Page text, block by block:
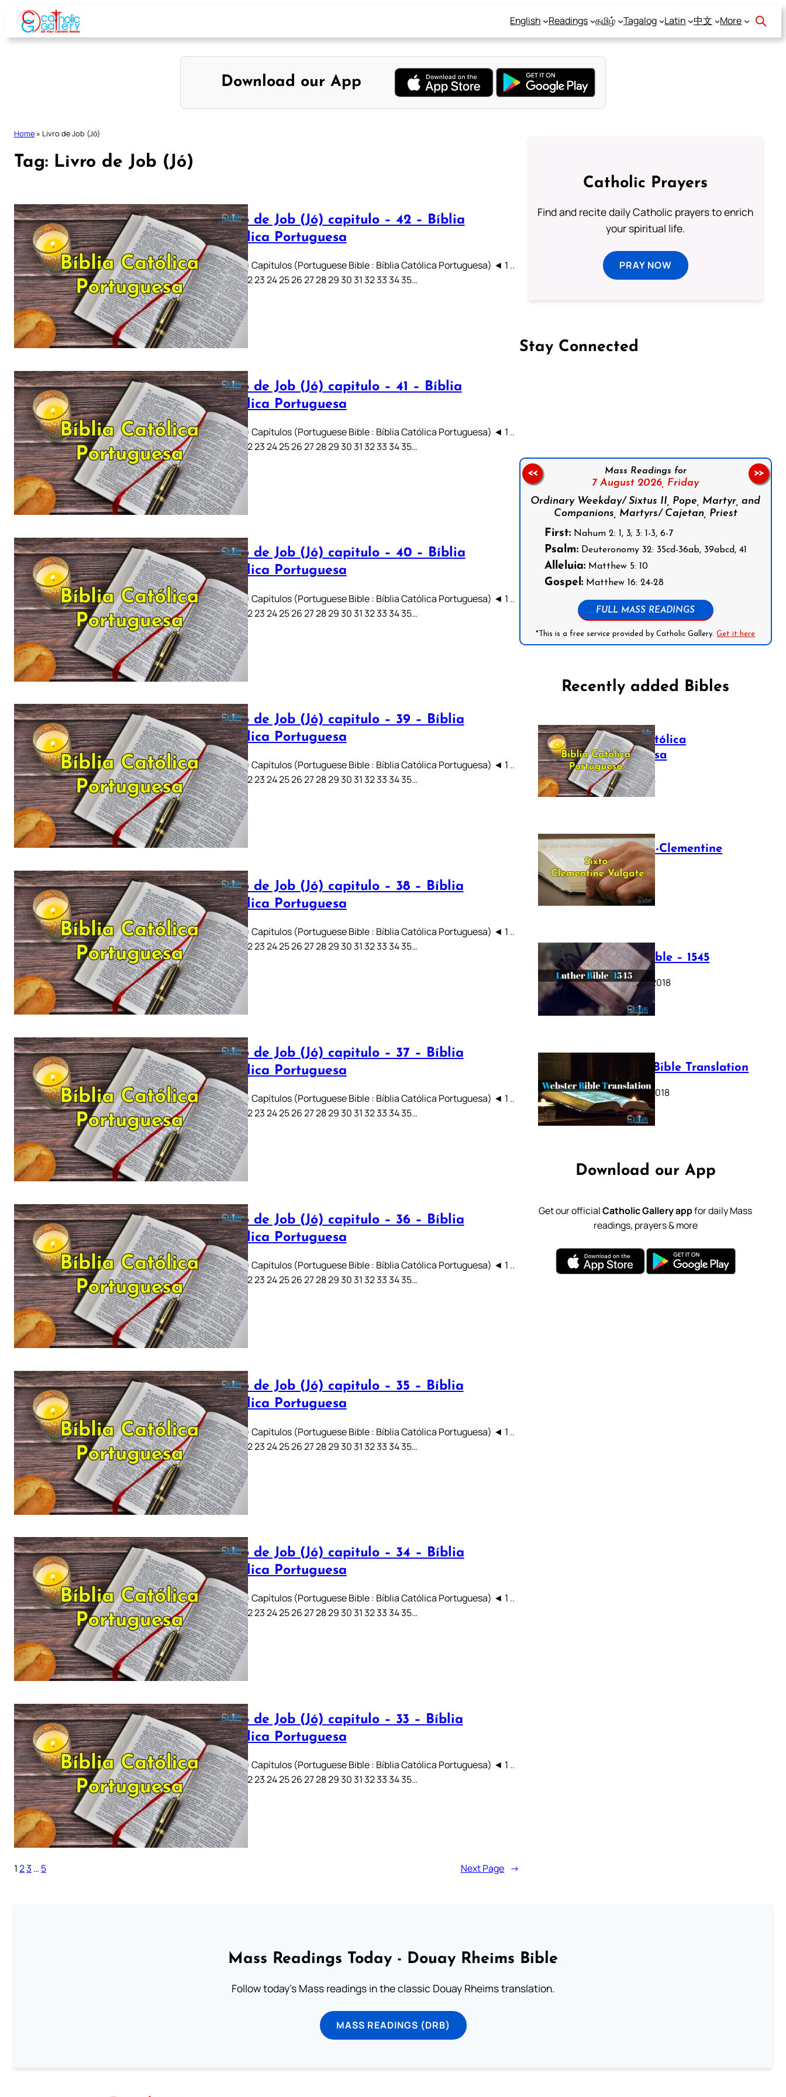
Skip
content
English Readings தமிழ் Tagalog Latin 中文 More
Download our App
Home » Livro de Job (Jó)
Tag: Livro de Job (Jó)
Livro de Job (Jó) capitulo – 42 – Bíblia
Católica Portuguesa
Job (Jó) Capítulos (Portuguese Bible : Bíblia Católica Portuguesa) ◄ 1 ..
11 .. 21 22 23 24 25 26 27 28 29 30 31 32 33 34 35…
Livro de Job (Jó) capitulo – 41 – Bíblia
Católica Portuguesa
Job (Jó) Capítulos (Portuguese Bible : Bíblia Católica Portuguesa) ◄ 1 ..
11 .. 21 22 23 24 25 26 27 28 29 30 31 32 33 34 35…
Livro de Job (Jó) capitulo – 40 – Bíblia
Católica Portuguesa
Job (Jó) Capítulos (Portuguese Bible : Bíblia Católica Portuguesa) ◄ 1 ..
11 .. 21 22 23 24 25 26 27 28 29 30 31 32 33 34 35…
Livro de Job (Jó) capitulo – 39 – Bíblia
Católica Portuguesa
Job (Jó) Capítulos (Portuguese Bible : Bíblia Católica Portuguesa) ◄ 1 ..
11 .. 21 22 23 24 25 26 27 28 29 30 31 32 33 34 35…
Livro de Job (Jó) capitulo – 38 – Bíblia
Católica Portuguesa
Job (Jó) Capítulos (Portuguese Bible : Bíblia Católica Portuguesa) ◄ 1 ..
11 .. 21 22 23 24 25 26 27 28 29 30 31 32 33 34 35…
Livro de Job (Jó) capitulo – 37 – Bíblia
Católica Portuguesa
Job (Jó) Capítulos (Portuguese Bible : Bíblia Católica Portuguesa) ◄ 1 ..
11 .. 21 22 23 24 25 26 27 28 29 30 31 32 33 34 35…
Livro de Job (Jó) capitulo – 36 – Bíblia
Católica Portuguesa
Job (Jó) Capítulos (Portuguese Bible : Bíblia Católica Portuguesa) ◄ 1 ..
11 .. 21 22 23 24 25 26 27 28 29 30 31 32 33 34 35…
Livro de Job (Jó) capitulo – 35 – Bíblia
Católica Portuguesa
Job (Jó) Capítulos (Portuguese Bible : Bíblia Católica Portuguesa) ◄ 1 ..
11 .. 21 22 23 24 25 26 27 28 29 30 31 32 33 34 35…
Livro de Job (Jó) capitulo – 34 – Bíblia
Católica Portuguesa
Job (Jó) Capítulos (Portuguese Bible : Bíblia Católica Portuguesa) ◄ 1 ..
11 .. 21 22 23 24 25 26 27 28 29 30 31 32 33 34 35…
Livro de Job (Jó) capitulo – 33 – Bíblia
Católica Portuguesa
Job (Jó) Capítulos (Portuguese Bible : Bíblia Católica Portuguesa) ◄ 1 ..
11 .. 21 22 23 24 25 26 27 28 29 30 31 32 33 34 35…
123 … 5 Next Page →
Catholic Prayers
Find and recite daily Catholic prayers to enrich
your spiritual life.
PRAY NOW
Stay Connected
Mass Readings for
7 August 2026, Friday
Ordinary Weekday/ Sixtus II, Pope, Martyr, and
Companions, Martyrs/ Cajetan, Priest
First:Nahum 2: 1, 3; 3: 1-3, 6-7
Psalm:Deuteronomy 32: 35cd-36ab, 39abcd, 41
Alleluia:Matthew 5: 10
Gospel:Matthew 16: 24-28
FULL MASS READINGS
*This is a free service provided by Catholic Gallery.Get it here
<< >>
Recently added Bibles
Bíblia Católica
Portuguesa
July 16, 2025
The Sixto-Clementine
Vulgate
July 12, 2025
Luther Bible – 1545
October 17, 2018
Webster Bible Translation
October 11, 2018
Download our App
Get our officialCatholic Gallery appfor daily Mass
readings, prayers & more
Mass Readings Today - Douay Rheims Bible
Follow today's Mass readings in the classic Douay Rheims translation.
MASS READINGS (DRB)